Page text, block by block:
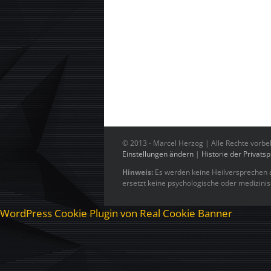
© 2013 - Marcel Herzog | Alle Rechte
Einstellungen ändern | Historie der
Hinweis: Es werden keine
ersetzt keine psychologische oder
WordPress Cookie Plugin von Real Cookie Banner